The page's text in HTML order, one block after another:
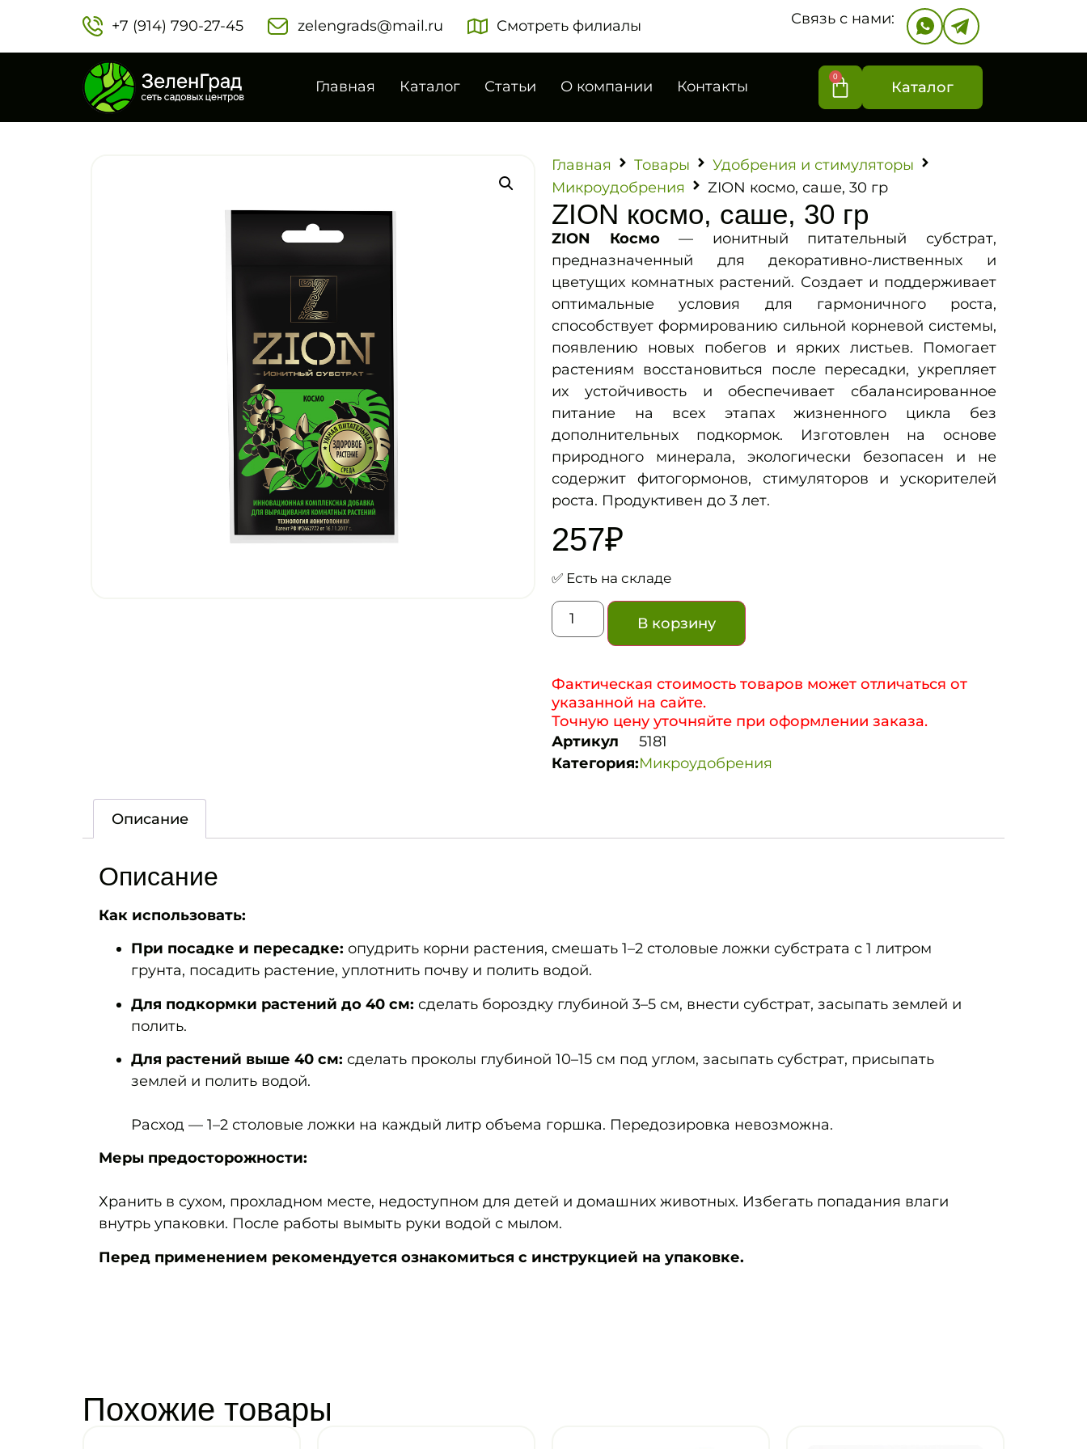
+7 (914) 790-27-45‬ zelengrads@mail.ru Смотреть филиалы Связь с нами:
Главная Каталог Статьи О компании Контакты
0
Каталог
Главная Товары
Удобрения и стимуляторы
Микроудобрения
ZION космо, саше, 30 гр
ZION космо, саше, 30 гр
ZION Космо— ионитный питательный субстрат,
предназначенный для декоративно-лиственных и
цветущих комнатных растений. Создает и поддерживает
оптимальные условия для гармоничного роста,
способствует формированию сильной корневой системы,
появлению новых побегов и ярких листьев. Помогает
растениям восстановиться после пересадки, укрепляет
их устойчивость и обеспечивает сбалансированное
питание на всех этапах жизненного цикла без
дополнительных подкормок. Изготовлен на основе
природного минерала, экологически безопасен и не
содержит фитогормонов, стимуляторов и ускорителей
роста. Продуктивен до 3 лет.
257₽
✅ Есть на складе
В корзину
Фактическая стоимость товаров может отличаться от
указанной на сайте.
Точную цену уточняйте при оформлении заказа.
Артикул
5181
Категория:Микроудобрения
Описание
Описание
Как использовать:
При посадке и пересадке: опудрить корни растения, смешать 1–2 столовые ложки субстрата с 1 литром
грунта, посадить растение, уплотнить почву и полить водой.
Для подкормки растений до 40 см: сделать бороздку глубиной 3–5 см, внести субстрат, засыпать землей и
полить.
Для растений выше 40 см: сделать проколы глубиной 10–15 см под углом, засыпать субстрат, присыпать
землей и полить водой.
Расход — 1–2 столовые ложки на каждый литр объема горшка. Передозировка невозможна.
Меры предосторожности:
Хранить в сухом, прохладном месте, недоступном для детей и домашних животных. Избегать попадания влаги
внутрь упаковки. После работы вымыть руки водой с мылом.
Перед применением рекомендуется ознакомиться с инструкцией на упаковке.
Похожие товары